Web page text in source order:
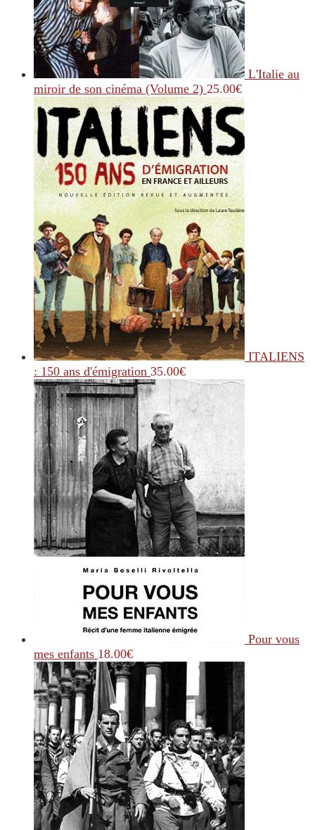
L'Italie au
miroir de son cinéma (Volume 2) 25.00€
ITALIENS
: 150 ans d'émigration 35.00€
Pour vous
mes enfants 18.00€